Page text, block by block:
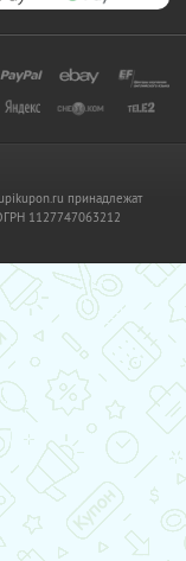
принадлежат
1127747063212